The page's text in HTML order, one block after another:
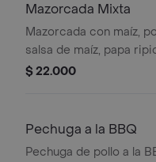
Mazorcada Mixta
Mazorcada con maíz,
salsa de maíz, papa
tajado.
$ 22.000
Pechuga a la BBQ
Pechuga de pollo a la